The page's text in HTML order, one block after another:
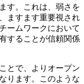
す。これは、弱さを
ますます重要視され
ームワークにおいて
することが信頼関係
とで、よりオープン
ります。このような